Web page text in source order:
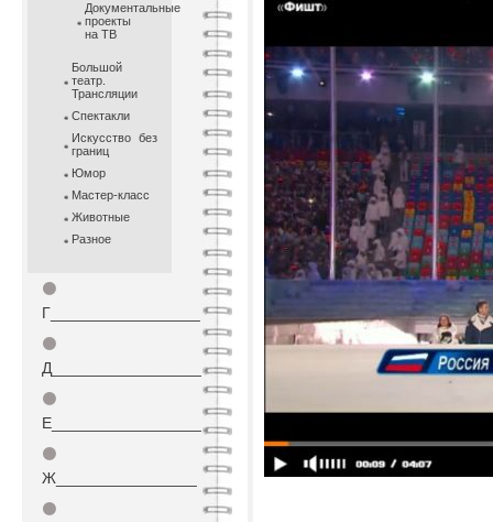
Документальные
проекты
на ТВ
Большой
театр.
Трансляции
Спектакли
Искусство без
границ
Юмор
Мастер-класс
Животные
Разное
⚫
Г_________________
⚫
Д_________________
⚫
Е_________________
⚫
Ж________________
⚫